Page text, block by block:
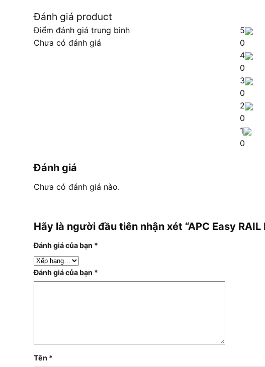
Đánh giá product
Điểm đánh giá trung bình
Chưa có đánh giá
5
0
4
0
3
0
2
0
1
0
Đánh giá
Chưa có đánh giá nào.
Hãy là người đầu tiên nhận xét “APC Easy RAIL
Đánh giá của bạn *
Đánh giá của bạn *
Tên *